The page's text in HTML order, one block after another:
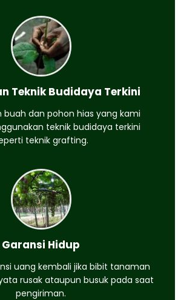
Teknik Budidaya Terkini
buah dan pohon hias yang kami
teknik budidaya terkini
teknik grafting.
Garansi Hidup
uang kembali jika bibit tanaman
rusak ataupun busuk pada saat
pengiriman.